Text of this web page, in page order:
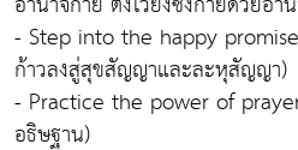
- Step into the happy
ก้าวลงสู่สุขสัญญาและละหุสัญญา)
- Practice the power of
อธิษฐาน)